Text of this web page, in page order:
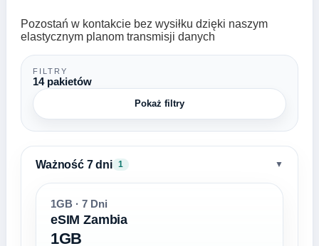
Pozostań w kontakcie bez wysiłku dzięki naszym
elastycznym planom transmisji danych
FILTRY
14 pakietów
Pokaż filtry
Ważność 7 dni 1 ▼
1GB · 7 Dni
eSIM Zambia
1GB